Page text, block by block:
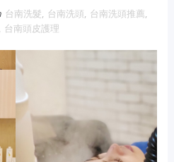
台南洗髮, 台南洗頭, 台南洗頭推薦,
台南頭皮護理